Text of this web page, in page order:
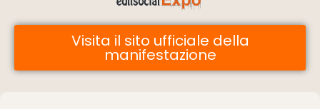
Visita il sito ufficiale della
manifestazione